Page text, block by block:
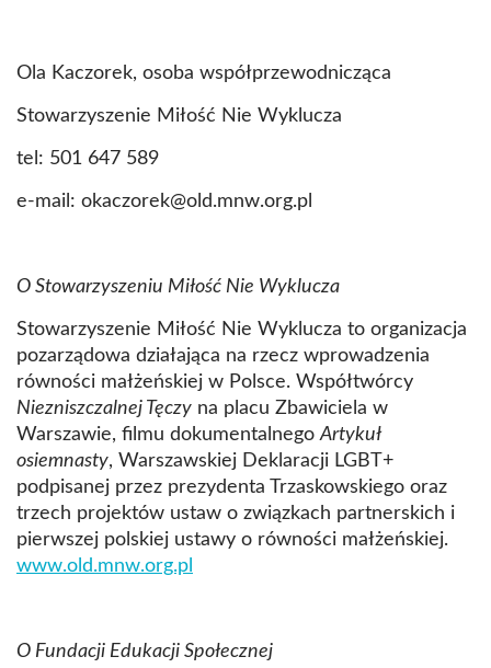
Ola Kaczorek, osoba współprzewodnicząca
Stowarzyszenie Miłość Nie Wyklucza
tel: 501 647 589
e-mail: okaczorek@old.mnw.org.pl
O Stowarzyszeniu Miłość Nie Wyklucza
Stowarzyszenie Miłość Nie Wyklucza to organizacja
pozarządowa działająca na rzecz wprowadzenia
równości małżeńskiej w Polsce. Współtwórcy
Niezniszczalnej Tęczy na placu Zbawiciela w
Warszawie, filmu dokumentalnegoArtykuł
osiemnasty, Warszawskiej Deklaracji LGBT+
podpisanej przez prezydenta Trzaskowskiego oraz
trzech projektów ustaw o związkach partnerskich i
pierwszej polskiej ustawy o równości małżeńskiej.
www.old.mnw.org.pl
O Fundacji Edukacji Społecznej